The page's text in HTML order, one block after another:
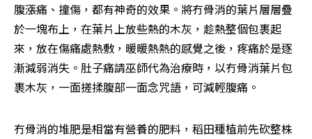
腹漲痛、撞傷，都有神奇的效果。將冇骨消的葉片層層疊
於一塊布上，在葉片上放些熱的木灰，趁熱整個包裹起
來，放在傷痛處熱敷，暖暖熱熱的感覺之後，疼痛於是逐
漸減弱消失。肚子痛請巫師代為治療時，以冇骨消葉片包
裹木灰，一面搓揉腹部一面念咒語，可減輕腹痛。
冇骨消的堆肥是相當有營養的肥料，稻田種植前先砍整株